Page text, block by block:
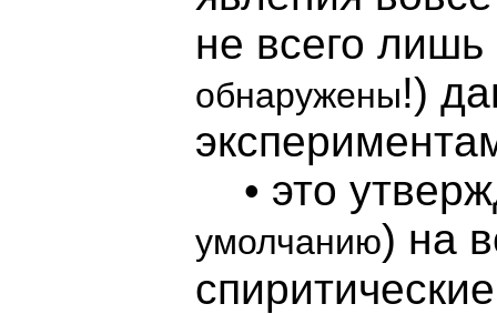
не всего
обнаружены!)
• это
умолчанию) на